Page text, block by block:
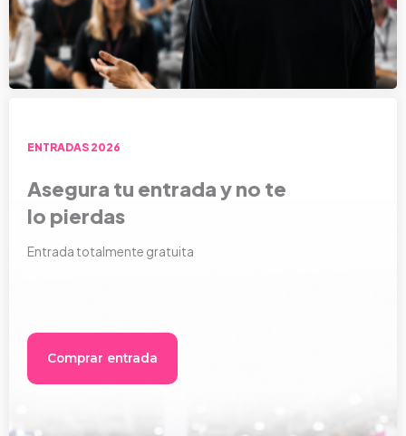
ENTRADAS 2026
Asegura tu entrada y no te
lo pierdas
Entrada totalmente gratuita
Comprar entrada